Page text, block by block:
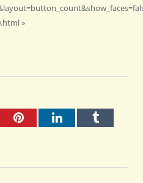
»
PinterestLinkedInTumblr